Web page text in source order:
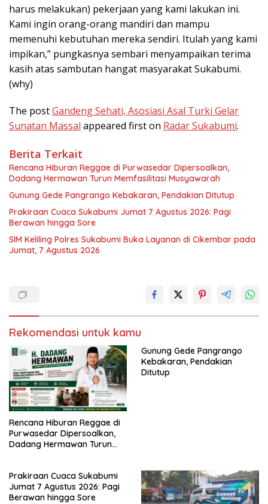
harus melakukan) pekerjaan yang kami lakukan ini.
Kami ingin orang-orang mandiri dan mampu
memenuhi kebutuhan mereka sendiri. Itulah yang kami
impikan,” pungkasnya sembari menyampaikan terima
kasih atas sambutan hangat masyarakat Sukabumi.
(why)
The postGandeng Sehati, Asosiasi Asal Turki Gelar
Sunatan Massal appeared first on Radar Sukabumi.
Berita Terkait
Rencana Hiburan Reggae di Purwasedar Dipersoalkan,
Dadang Hermawan Turun Memfasilitasi Musyawarah
Gunung Gede Pangrango Kebakaran, Pendakian Ditutup
Prakiraan Cuaca Sukabumi Jumat 7 Agustus 2026: Pagi
Berawan hingga Sore
SIM Keliling Polres Sukabumi Buka Layanan di Cikembar pada
Jumat, 7 Agustus 2026
Rekomendasi untuk kamu
Rencana Hiburan Reggae di
Purwasedar Dipersoalkan,
Dadang Hermawan Turun
Gunung Gede Pangrango
Kebakaran, Pendakian
Ditutup
Prakiraan Cuaca Sukabumi
Jumat 7 Agustus 2026: Pagi
Berawan hingga Sore